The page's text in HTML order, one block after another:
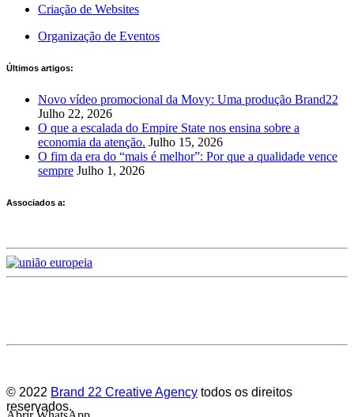
Criação de Websites
Organização de Eventos
Últimos artigos:
Novo vídeo promocional da Movy: Uma produção Brand22
Julho 22, 2026
O que a escalada do Empire State nos ensina sobre a
economia da atenção. Julho 15, 2026
O fim da era do “mais é melhor”: Por que a qualidade vence
sempre Julho 1, 2026
Associados a:
© 2022 Brand 22 Creative Agency todos os direitos
reservados.